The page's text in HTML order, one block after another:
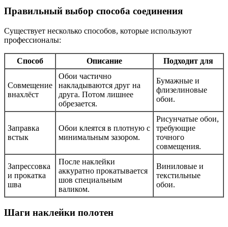
Правильный выбор способа соединения
Существует несколько способов, которые используют
профессионалы:
Способ Описание Подходит для
Совмещение
внахлёст
Обои частично
накладываются друг на
друга. Потом лишнее
обрезается.
Бумажные и
флизелиновые
обои.
Заправка
встык
Обои клеятся в плотную с
минимальным зазором.
Рисунчатые обои,
требующие
точного
совмещения.
Запрессовка
и прокатка
шва
После наклейки
аккуратно прокатывается
шов специальным
валиком.
Виниловые и
текстильные
обои.
Шаги наклейки полотен